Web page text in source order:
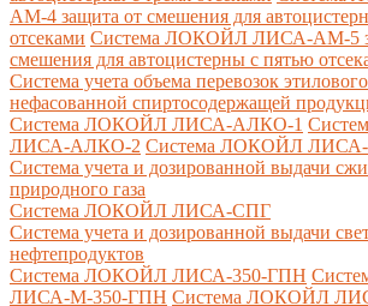
AM-4 защита от смешения для
отсеками Система ЛОКОЙЛ ЛИСА-AM-5
смешения для автоцистерны с пятью
Система учета объема перевозок
нефасованной спиртосодержащей
Система ЛОКОЙЛ ЛИСА-AЛКО-1
ЛИСА-АЛКО-2 Система ЛОКОЙЛ
Система учета и дозированной выдачи
природного газа
Система ЛОКОЙЛ ЛИСА-СПГ
Система учета и дозированной выдачи
нефтепродуктов
Система ЛОКОЙЛ ЛИСА-350-ГПН
ЛИСА-М-350-ГПН Система ЛОКОЙЛ